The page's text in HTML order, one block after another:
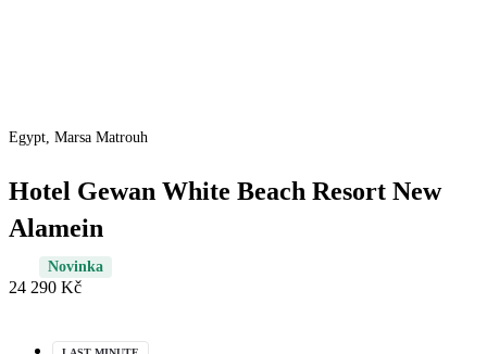
Egypt, Marsa Matrouh
Hotel Gewan White Beach Resort New
Alamein
Novinka
24 290 Kč